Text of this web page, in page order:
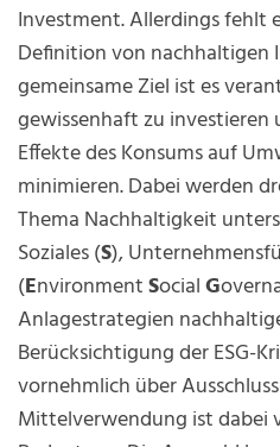
Investment. Allerdings fehlt
Definition von nachhaltigen
gemeinsame Ziel ist es
gewissenhaft zu investieren
Effekte des Konsums auf
minimieren. Dabei werden
Thema Nachhaltigkeit
Soziales (S),
(EnvironmentSocialG
Anlagestrategien
Berücksichtigung der ESG-
vornehmlich über
Mittelverwendung ist dabei